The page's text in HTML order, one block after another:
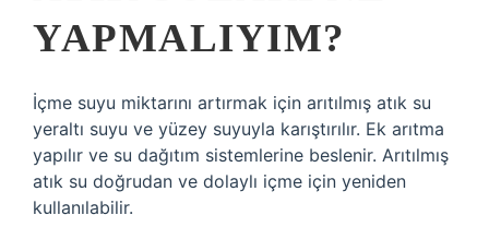
YAPMALIYIM?
İçme suyu miktarını artırmak için arıtılmış atık su
yeraltı suyu ve yüzey suyuyla karıştırılır. Ek arıtma
yapılır ve su dağıtım sistemlerine beslenir. Arıtılmış
atık su doğrudan ve dolaylı içme için yeniden
kullanılabilir.